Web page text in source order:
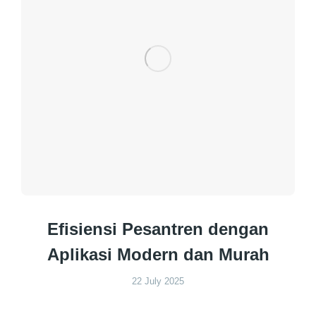
Efisiensi Pesantren dengan
Aplikasi Modern dan Murah
22 July 2025